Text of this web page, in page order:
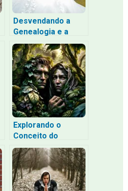
Desvendando a
Genealogia e a
História das
Famílias na Bíblia
Explorando o
Conceito do
Pecado na Bíblia:
Uma Jornada de
Reflexão